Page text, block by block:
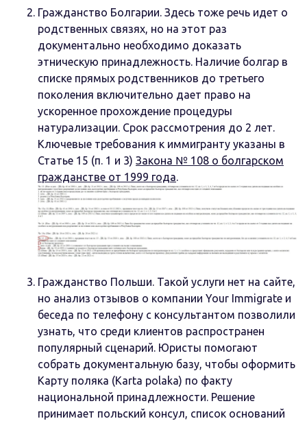
Гражданство Болгарии. Здесь тоже речь идет о
родственных связях, но на этот раз
документально необходимо доказать
этническую принадлежность. Наличие болгар в
списке прямых родственников до третьего
поколения включительно дает право на
ускоренное прохождение процедуры
натурализации. Срок рассмотрения до 2 лет.
Ключевые требования к иммигранту указаны в
Статье 15 (п. 1 и 3) Закона № 108 о болгарском
гражданстве от 1999 года.
Гражданство Польши. Такой услуги нет на сайте,
но анализ отзывов о компании Your Immigrate и
беседа по телефону с консультантом позволили
узнать, что среди клиентов распространен
популярный сценарий. Юристы помогают
собрать документальную базу, чтобы оформить
Карту поляка (Karta polaka) по факту
национальной принадлежности. Решение
принимает польский консул, список оснований